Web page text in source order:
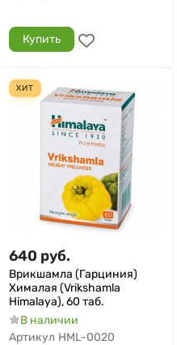
Купить
ХИТ
640 руб.
Врикшамла (Гарциния)
Хималая (Vrikshamla
Himalaya), 60 таб.
В наличии
Артикул HML-0020